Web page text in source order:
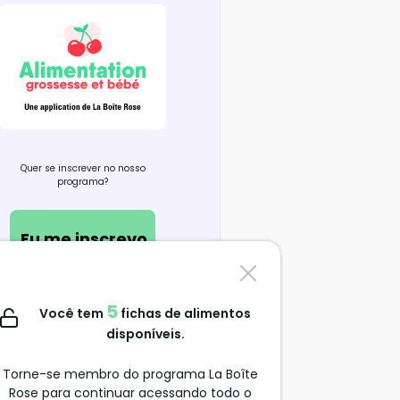
Quer se inscrever no nosso
programa?
Eu me inscrevo
Contate-nos
support@alimentation-
Você tem 5 fichas de alimentos
disponíveis.
Torne-se membro do programa La Boîte
Rose para continuar acessando todo o